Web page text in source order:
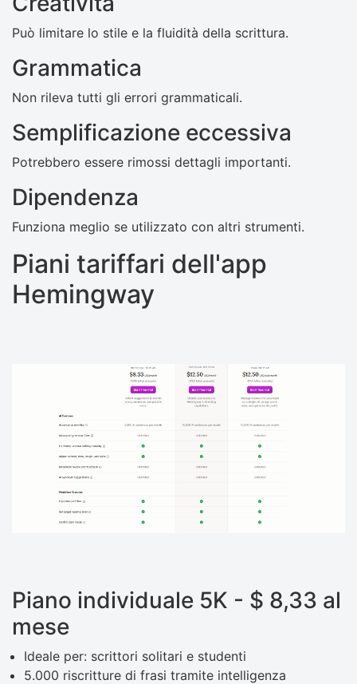
Può limitare lo stile e la fluidità della scrittura.
Grammatica
Non rileva tutti gli errori grammaticali.
Semplificazione eccessiva
Potrebbero essere rimossi dettagli importanti.
Dipendenza
Funziona meglio se utilizzato con altri strumenti.
Piani tariffari dell'app
Hemingway
Piano individuale 5K - $ 8,33 al
mese
Ideale per: scrittori solitari e studenti
5.000 riscritture di frasi tramite intelligenza